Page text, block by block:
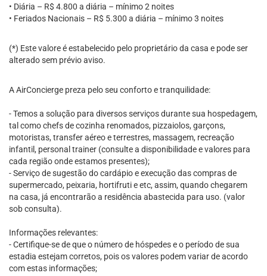
• Diária – R$ 4.800 a diária – mínimo 2 noites
• Feriados Nacionais – R$ 5.300 a diária – mínimo 3 noites
(*) Este valore é estabelecido pelo proprietário da casa e pode ser
alterado sem prévio aviso.
A AirConcierge preza pelo seu conforto e tranquilidade:
- Temos a solução para diversos serviços durante sua hospedagem,
tal como chefs de cozinha renomados, pizzaiolos, garçons,
motoristas, transfer aéreo e terrestres, massagem, recreação
infantil, personal trainer (consulte a disponibilidade e valores para
cada região onde estamos presentes);
- Serviço de sugestão do cardápio e execução das compras de
supermercado, peixaria, hortifruti e etc, assim, quando chegarem
na casa, já encontrarão a residência abastecida para uso. (valor
sob consulta).
Informações relevantes:
- Certifique-se de que o número de hóspedes e o período de sua
estadia estejam corretos, pois os valores podem variar de acordo
com estas informações;